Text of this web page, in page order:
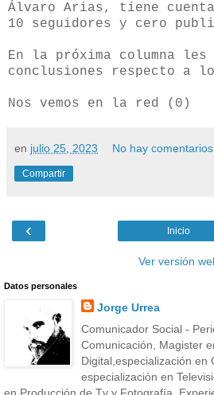
Álvaro Arias, tiene
10 seguidores y cero
En la próxima columna les
conclusiones respecto a
Nos vemos en la red (0)
en julio 25, 2023 No hay
Compartir
‹ Inicio
Ver versión
Datos personales
Jorge Urrea
Comunicador Social -
Comunicación, Magister
Digital,especialización en
especialización en